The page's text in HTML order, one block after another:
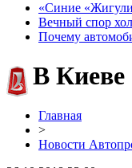
«Синие
Вечный спор
Почему
В Киеве
Главная
>
Новости